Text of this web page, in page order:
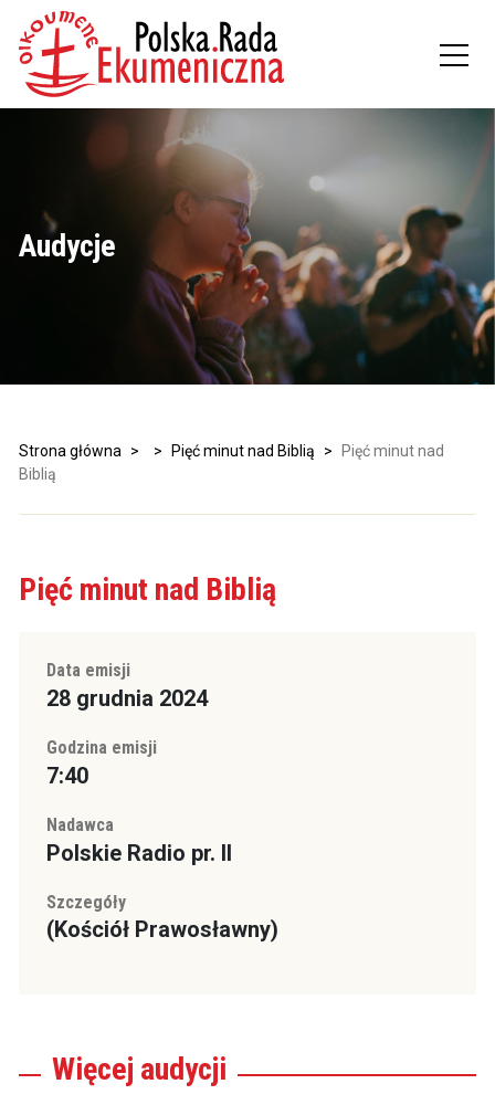
Audycje
Strona główna > > Pięć minut nad Biblią >
Pięć minut nad
Biblią
Pięć minut nad Biblią
Data emisji
28 grudnia 2024
Godzina emisji
7:40
Nadawca
Polskie Radio pr. II
Szczegóły
(Kościół Prawosławny)
Więcej audycji